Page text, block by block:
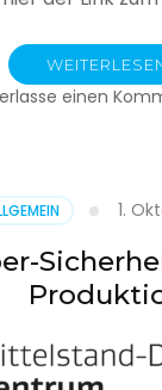
einen
1.